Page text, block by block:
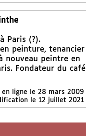
Paris (?).
peinture, tenancier
nouveau peintre en
Fondateur du café
ligne le 28 mars 2009
le 12 juillet 2021